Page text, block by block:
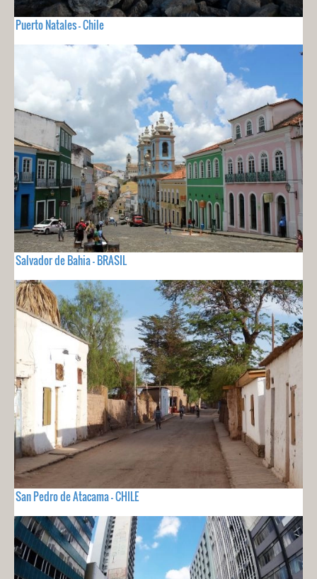
Puerto Natales - Chile
Salvador de Bahia - BRASIL
San Pedro de Atacama - CHILE